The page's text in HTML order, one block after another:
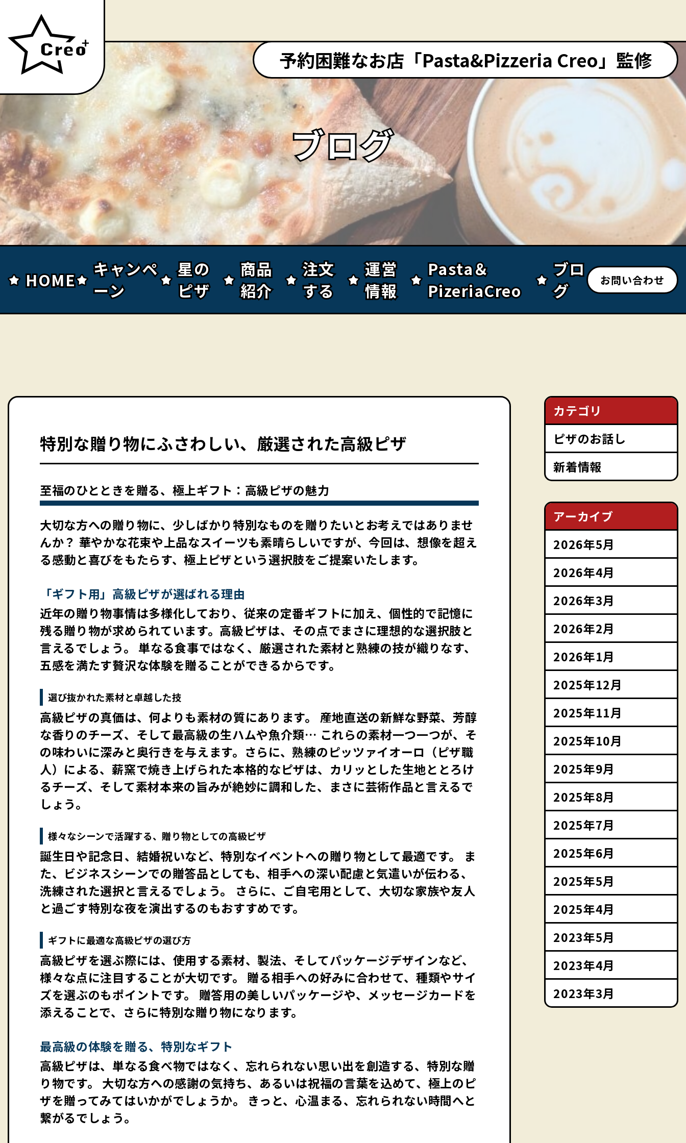
予約困難なお店「Pasta&Pizzeria Creo」監修
ブログ
ブログ
HOME
HOME
キャンペ
ーン
キャンペ
ーン
星の
ピザ
星の
ピザ
商品
紹介
商品
紹介
注文
する
注文
する
運営
情報
運営
情報
Pasta＆
PizeriaCreo
Pasta＆
PizeriaCreo
ブロ
グ
ブロ
グ
お問い合わせ
特別な贈り物にふさわしい、厳選された高級ピザ
至福のひとときを贈る、極上ギフト：高級ピザの魅力
大切な方への贈り物に、少しばかり特別なものを贈りたいとお考えではありませ
んか？ 華やかな花束や上品なスイーツも素晴らしいですが、今回は、想像を超え
る感動と喜びをもたらす、極上ピザという選択肢をご提案いたします。
「ギフト用」高級ピザが選ばれる理由
近年の贈り物事情は多様化しており、従来の定番ギフトに加え、個性的で記憶に
残る贈り物が求められています。高級ピザは、その点でまさに理想的な選択肢と
言えるでしょう。 単なる食事ではなく、厳選された素材と熟練の技が織りなす、
五感を満たす贅沢な体験を贈ることができるからです。
選び抜かれた素材と卓越した技
高級ピザの真価は、何よりも素材の質にあります。 産地直送の新鮮な野菜、芳醇
な香りのチーズ、そして最高級の生ハムや魚介類… これらの素材一つ一つが、そ
の味わいに深みと奥行きを与えます。さらに、熟練のピッツァイオーロ（ピザ職
人）による、薪窯で焼き上げられた本格的なピザは、カリッとした生地ととろけ
るチーズ、そして素材本来の旨みが絶妙に調和した、まさに芸術作品と言えるで
しょう。
様々なシーンで活躍する、贈り物としての高級ピザ
誕生日や記念日、結婚祝いなど、特別なイベントへの贈り物として最適です。 ま
た、ビジネスシーンでの贈答品としても、相手への深い配慮と気遣いが伝わる、
洗練された選択と言えるでしょう。 さらに、ご自宅用として、大切な家族や友人
と過ごす特別な夜を演出するのもおすすめです。
ギフトに最適な高級ピザの選び方
高級ピザを選ぶ際には、使用する素材、製法、そしてパッケージデザインなど、
様々な点に注目することが大切です。 贈る相手への好みに合わせて、種類やサイ
ズを選ぶのもポイントです。 贈答用の美しいパッケージや、メッセージカードを
添えることで、さらに特別な贈り物になります。
最高級の体験を贈る、特別なギフト
高級ピザは、単なる食べ物ではなく、忘れられない思い出を創造する、特別な贈
り物です。 大切な方への感謝の気持ち、あるいは祝福の言葉を込めて、極上のピ
ザを贈ってみてはいかがでしょうか。 きっと、心温まる、忘れられない時間へと
繋がるでしょう。
カテゴリ
ピザのお話し
新着情報
アーカイブ
2026年5月
2026年4月
2026年3月
2026年2月
2026年1月
2025年12月
2025年11月
2025年10月
2025年9月
2025年8月
2025年7月
2025年6月
2025年5月
2025年4月
2023年5月
2023年4月
2023年3月